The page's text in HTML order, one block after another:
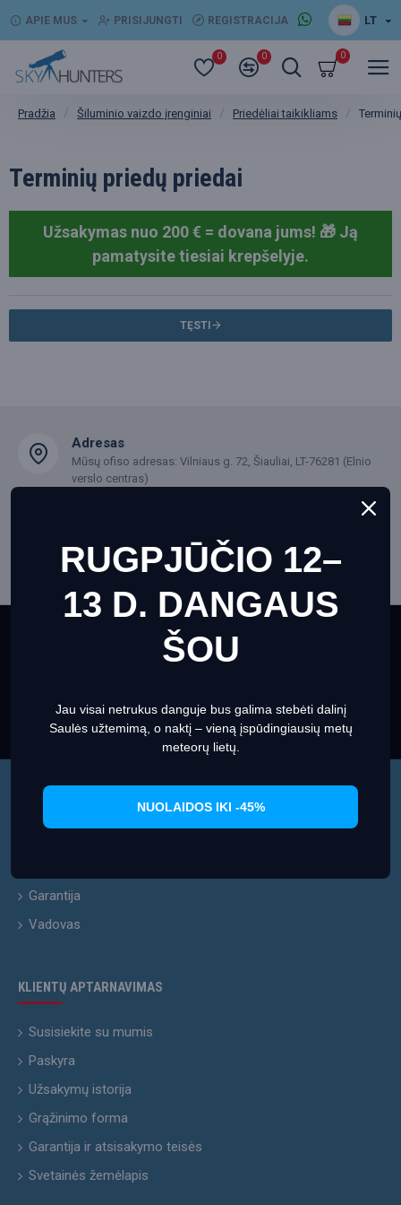
This website uses cookies to ensure you get the best
Set Prefrences Allow Cookies
APIE MUS PRISIJUNGTI REGISTRACIJA LT
0 0 0
Pradžia Šiluminio vaizdo įrenginiai Priedėliai taikikliams
Terminių priedų priedai
Užsakymas nuo 200 € = dovana jums! 🎁 Ją
pamatysite tiesiai krepšelyje.
TĘSTI
Adresas
Mūsų ofiso adresas: Vilniaus g. 72, Šiauliai, LT-76281 (Elnio
verslo centras)
Kontaktinė informacija
(+370) 67770633
info@skyhunters.lt
Apie mus
Pristatymo informacija
Garantija
Vadovas
KLIENTŲ APTARNAVIMAS
Susisiekite su mumis
Paskyra
Užsakymų istorija
Grąžinimo forma
Garantija ir atsisakymo teisės
Svetainės žemėlapis
RUGPJŪČIO 12–
13 D. DANGAUS
ŠOU
Jau visai netrukus danguje bus galima stebėti dalinį
Saulės užtemimą, o naktį – vieną įspūdingiausių metų
meteorų lietų.
NUOLAIDOS IKI -45%